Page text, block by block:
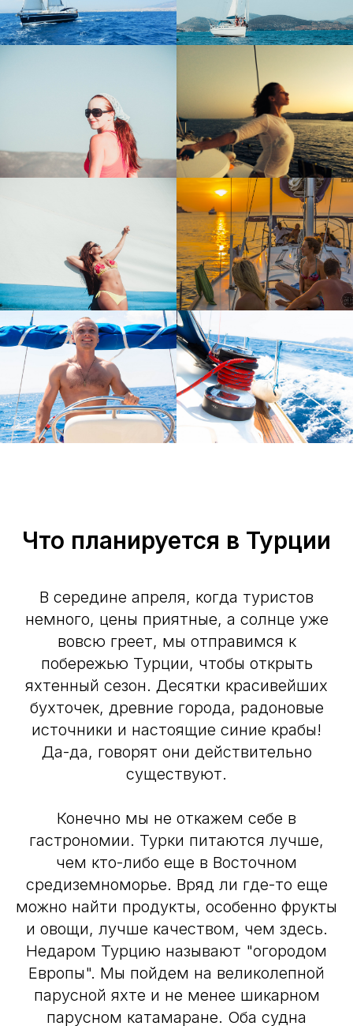
Что планируется в Турции
В середине апреля, когда туристов
немного, цены приятные, а солнце уже
вовсю греет, мы отправимся к
побережью Турции, чтобы открыть
яхтенный сезон. Десятки красивейших
бухточек, древние города, радоновые
источники и настоящие синие крабы!
Да-да, говорят они действительно
существуют.
Конечно мы не откажем себе в
гастрономии. Турки питаются лучше,
чем кто-либо еще в Восточном
средиземноморье. Вряд ли где-то еще
можно найти продукты, особенно фрукты
и овощи, лучше качеством, чем здесь.
Недаром Турцию называют "огородом
Европы". Мы пойдем на великолепной
парусной яхте и не менее шикарном
парусном катамаране. Оба судна